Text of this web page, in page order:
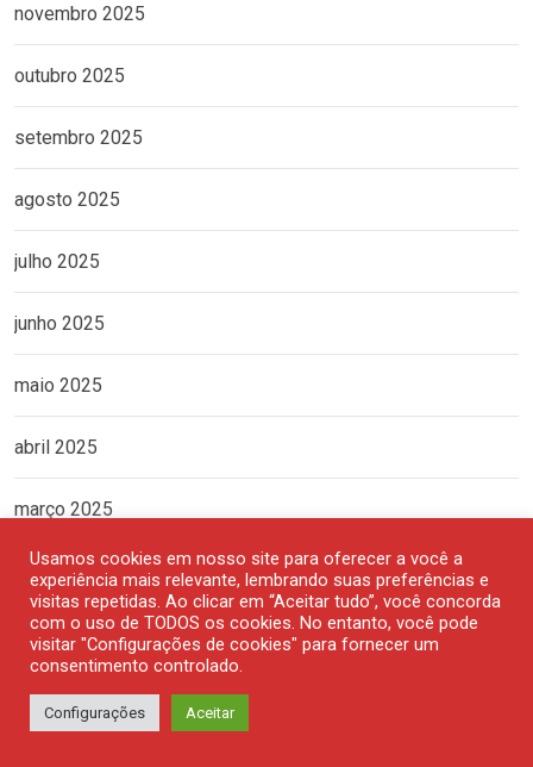
novembro 2025
outubro 2025
setembro 2025
agosto 2025
julho 2025
junho 2025
maio 2025
abril 2025
março 2025
fevereiro 2025
janeiro 2025
dezembro 2024
Usamos cookies em nosso site para oferecer a você a
experiência mais relevante, lembrando suas preferências e
visitas repetidas. Ao clicar em “Aceitar tudo”, você concorda
com o uso de TODOS os cookies. No entanto, você pode
visitar "Configurações de cookies" para fornecer um
consentimento controlado.
Configurações Aceitar